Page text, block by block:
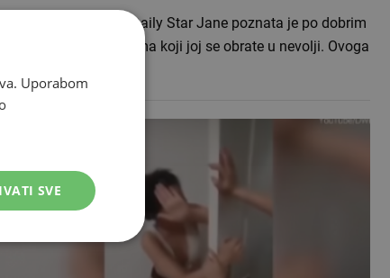
Terapeutkinja portala Daily Star Jane poznata je po dobrim
savjetima koje daje svima koji joj se obrate u nevolji. Ovoga
Uporabom
SVE